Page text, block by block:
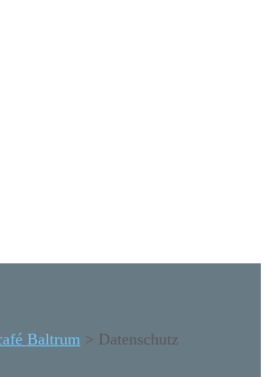
Baltrum > Datenschutz